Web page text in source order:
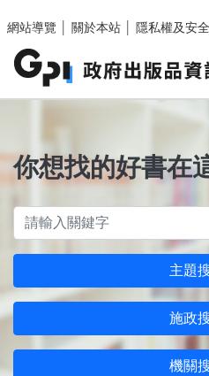
網站導覽
關於本站 隱私權及安
你想找的好書在
主題
施政
機關